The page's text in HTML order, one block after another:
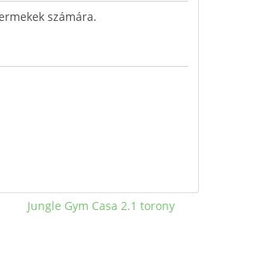
számára.
Jungle Gym Casa 2.1 torony